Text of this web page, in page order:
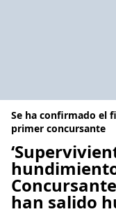
Se ha confirmado el
primer concursante
han salido